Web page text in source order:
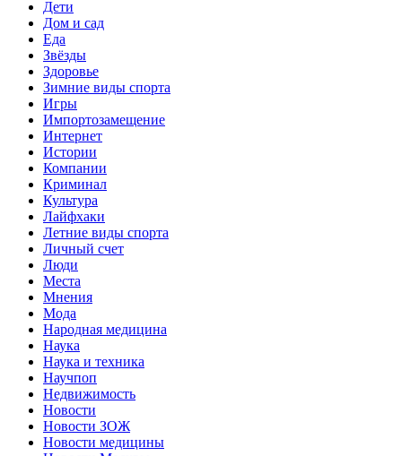
Дети
Дом и сад
Еда
Звёзды
Здоровье
Зимние виды спорта
Игры
Импортозамещение
Интернет
Истории
Компании
Криминал
Культура
Лайфхаки
Летние виды спорта
Личный счет
Люди
Места
Мнения
Мода
Народная медицина
Наука
Наука и техника
Научпоп
Недвижимость
Новости
Новости ЗОЖ
Новости медицины